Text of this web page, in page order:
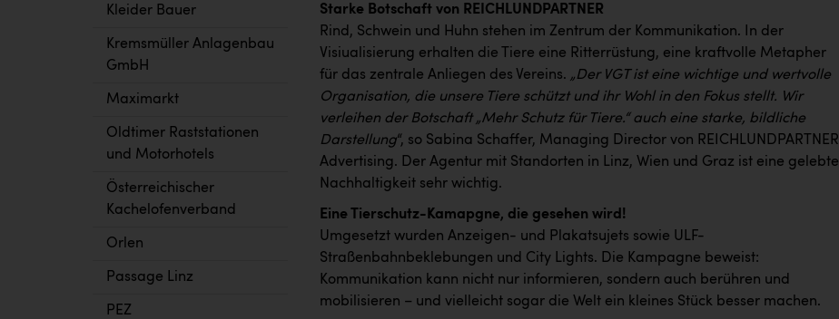
Kleider Bauer
Kremsmüller Anlagenbau
GmbH
Maximarkt
Oldtimer Raststationen
und Motorhotels
Österreichischer
Kachelofenverband
Orlen
Passage Linz
PEZ
Starke Botschaft von REICHLUNDPARTNER
Rind, Schwein und Huhn stehen im Zentrum der Kommunikation. In der
Visiualisierung erhalten die Tiere eine Ritterrüstung, eine kraftvolle Metapher
für das zentrale Anliegen des Vereins. „Der VGT ist eine wichtige und wertvolle
Organisation, die unsere Tiere schützt und ihr Wohl in den Fokus stellt. Wir
verleihen der Botschaft „Mehr Schutz für Tiere.“ auch eine starke, bildliche
Darstellung“, so Sabina Schaffer, Managing Director von REICHLUNDPARTNER
Advertising. Der Agentur mit Standorten in Linz, Wien und Graz ist eine gelebte
Nachhaltigkeit sehr wichtig.
Eine Tierschutz-Kamapgne, die gesehen wird!
Umgesetzt wurden Anzeigen- und Plakatsujets sowie ULF-
Straßenbahnbeklebungen und City Lights. Die Kampagne beweist:
Kommunikation kann nicht nur informieren, sondern auch berühren und
mobilisieren – und vielleicht sogar die Welt ein kleines Stück besser machen.